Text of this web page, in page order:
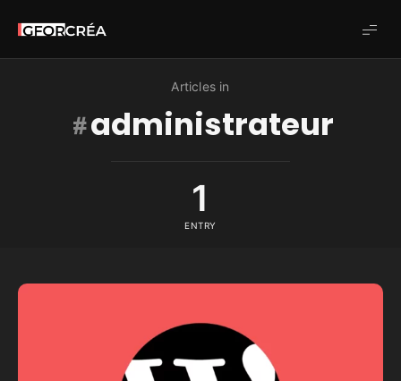
Studio
GforCréa
Articles in
administrateur
1
ENTRY